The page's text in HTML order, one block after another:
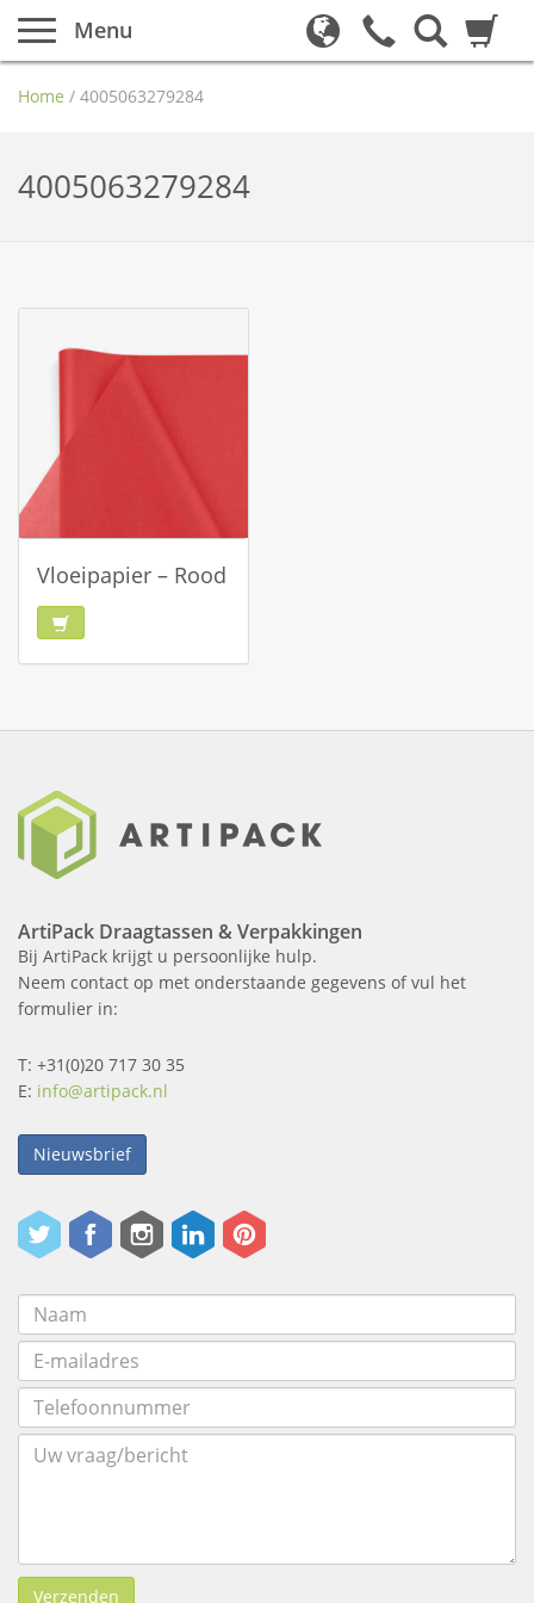
Menu
Home / 4005063279284
4005063279284
Vloeipapier – Rood
ArtiPack Draagtassen & Verpakkingen
Bij ArtiPack krijgt u persoonlijke hulp.
Neem contact op met onderstaande gegevens of vul het
formulier in:
T: +31(0)20 717 30 35
E: info@artipack.nl
Nieuwsbrief
Verzenden